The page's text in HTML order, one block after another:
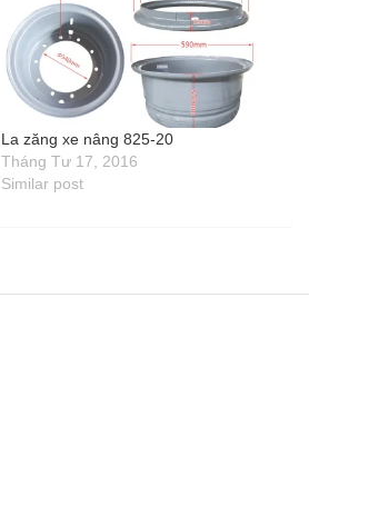
La zăng xe nâng 825-20
Tháng Tư 17, 2016
Similar post